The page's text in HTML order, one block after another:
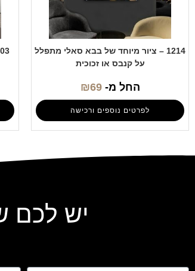
1214 – ציור מיוחד של בבא סאלי מתפלל
על קנבס או זכוכית
החל מ- ₪69
לפרטים נוספים ורכישה
1203 – תמונה
יש לכם